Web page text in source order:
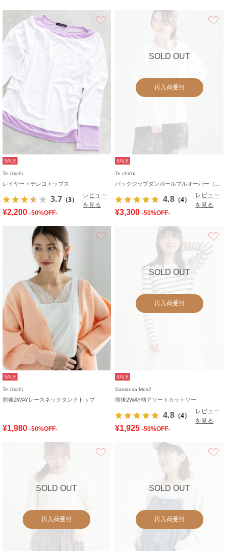
SALE
Te chichi
レイヤードテレコトップス
3.7 （3）
レビュー
を見る
¥2,200 -50%OFF-
SOLD OUT
再入荷受付
SALE
Te chichi
4.8 （4）
レビュー
を見る
¥3,300 -50%OFF-
SALE
Te chichi
前後2WAYレースネックタンクトップ
¥1,980 -50%OFF-
SOLD OUT
再入荷受付
SALE
Samansa Mos2
前後2WAY柄アソートカットソー
4.8 （4）
レビュー
を見る
¥1,925 -50%OFF-
SOLD OUT
再入荷受付
SOLD OUT
再入荷受付